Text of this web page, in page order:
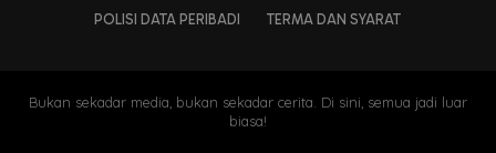
POLISI DATA PERIBADI TERMA DAN SYARAT
Bukan sekadar media, bukan sekadar cerita. Di sini, semua jadi luar
biasa!